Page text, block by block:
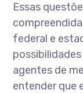
Essas
federal e
agentes de
entender que